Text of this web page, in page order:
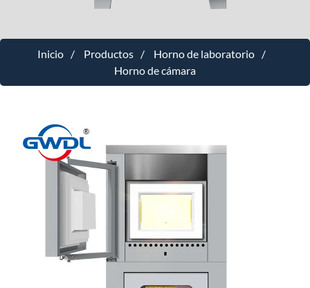
Inicio Productos
Horno de laboratorio
Horno de cámara